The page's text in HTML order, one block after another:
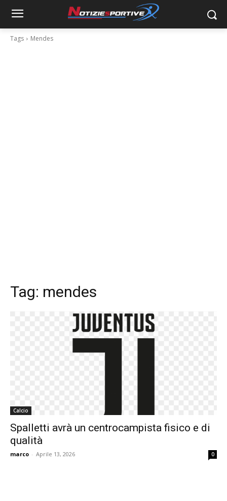
Tags Mendes
Tag: mendes
Calcio
Spalletti avrà un centrocampista fisico e di
qualità
marco - Aprile 13, 2026 0